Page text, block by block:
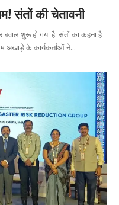
संतों की चेतावनी
बवाल शुरू हो गया है. संतों का कहना है
अखाड़े के कार्यकर्ताओं ने…